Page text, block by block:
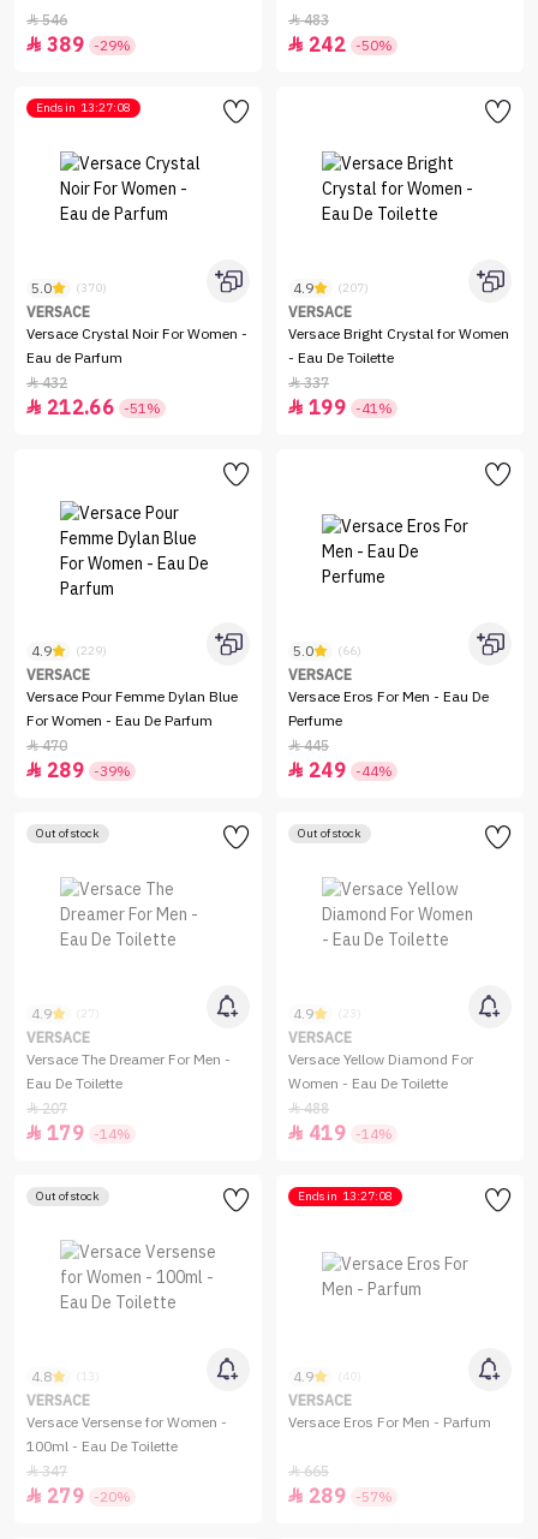
546
 389 -29%
483
 242 -50%
Ends in 13:27:08
5.0 (370)
VERSACE
Versace Crystal Noir For Women -
Eau de Parfum
432
 212.66 -51%
4.9 (207)
VERSACE
Versace Bright Crystal for Women
- Eau De Toilette
337
 199 -41%
4.9 (229)
VERSACE
Versace Pour Femme Dylan Blue
For Women - Eau De Parfum
470
 289 -39%
5.0 (66)
VERSACE
Versace Eros For Men - Eau De
Perfume
445
 249 -44%
Out of stock
4.9 (27)
VERSACE
Versace The Dreamer For Men -
Eau De Toilette
207
 179 -14%
Out of stock
4.9 (23)
VERSACE
Versace Yellow Diamond For
Women - Eau De Toilette
488
 419 -14%
Out of stock
4.8 (13)
VERSACE
Versace Versense for Women -
100ml - Eau De Toilette
347
 279 -20%
Ends in 13:27:08
4.9 (40)
VERSACE
Versace Eros For Men - Parfum
665
 289 -57%